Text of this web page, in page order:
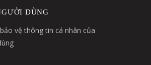
DÙNG
vệ thông tin cá nhân của